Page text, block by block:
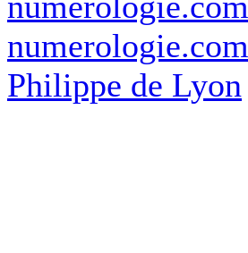
numerologie.com
Philippe de Lyon